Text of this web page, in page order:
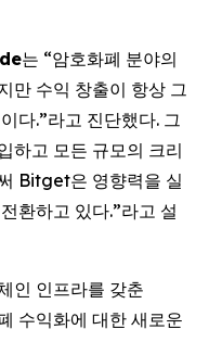
는 “암호화폐 분야의
만 수익 창출이 항상 그
다.”라고 진단했다. 그
하고 모든 규모의 크리
Bitget은 영향력을 실
환하고 있다.”라고 설
인 인프라를 갖춘
수익화에 대한 새로운